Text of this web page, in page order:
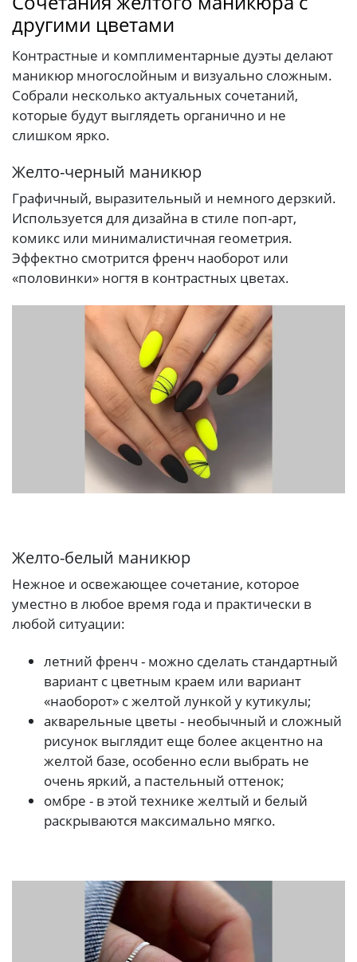
другими цветами
Контрастные и комплиментарные дуэты делают
маникюр многослойным и визуально сложным.
Собрали несколько актуальных сочетаний,
которые будут выглядеть органично и не
слишком ярко.
Желто-черный маникюр
Графичный, выразительный и немного дерзкий.
Используется для дизайна в стиле поп-арт,
комикс или минималистичная геометрия.
Эффектно смотрится френч наоборот или
«половинки» ногтя в контрастных цветах.
Желто-белый маникюр
Нежное и освежающее сочетание, которое
уместно в любое время года и практически в
любой ситуации:
летний френч - можно сделать стандартный
вариант с цветным краем или вариант
«наоборот» с желтой лункой у кутикулы;
акварельные цветы - необычный и сложный
рисунок выглядит еще более акцентно на
желтой базе, особенно если выбрать не
очень яркий, а пастельный оттенок;
омбре - в этой технике желтый и белый
раскрываются максимально мягко.